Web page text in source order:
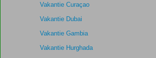
relevantie
van
getoonde
scores
Vakantie Curaçao
Vakantie Dubai
Vakantie Gambia
Vakantie Hurghada